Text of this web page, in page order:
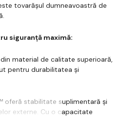
tovarășul dumneavoastră de
siguranță maximă:
material de calitate superioară,
pentru durabilitatea și
oferă stabilitate suplimentară și
externe. Cu o capacitate